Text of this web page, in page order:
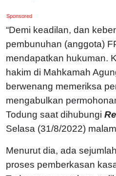
Sponsored
“Demi keadilan, dan
pembunuhan (anggota)
mendapatkan hukuman.
hakim di Mahkamah
berwenang memeriksa
mengabulkan
Todung saat dihubungi
Selasa (31/8/2022)
Menurut dia, ada
proses pemberkasan